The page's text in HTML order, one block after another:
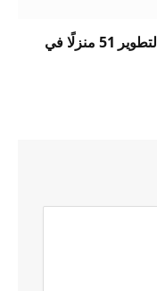
تقدم باراجون 8.8 مليون جنيه إسترليني لتطوير 51 منزلًا في